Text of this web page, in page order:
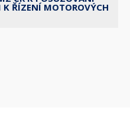
ŘÍZENÍ MOTOROVÝCH